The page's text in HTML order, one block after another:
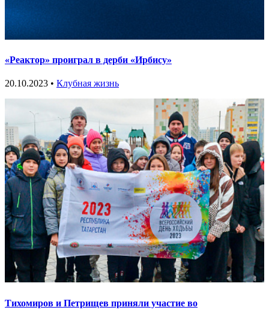
«Реактор» проиграл в дерби «Ирбису»
20.10.2023 • Клубная жизнь
Тихомиров и Петрищев приняли участие во